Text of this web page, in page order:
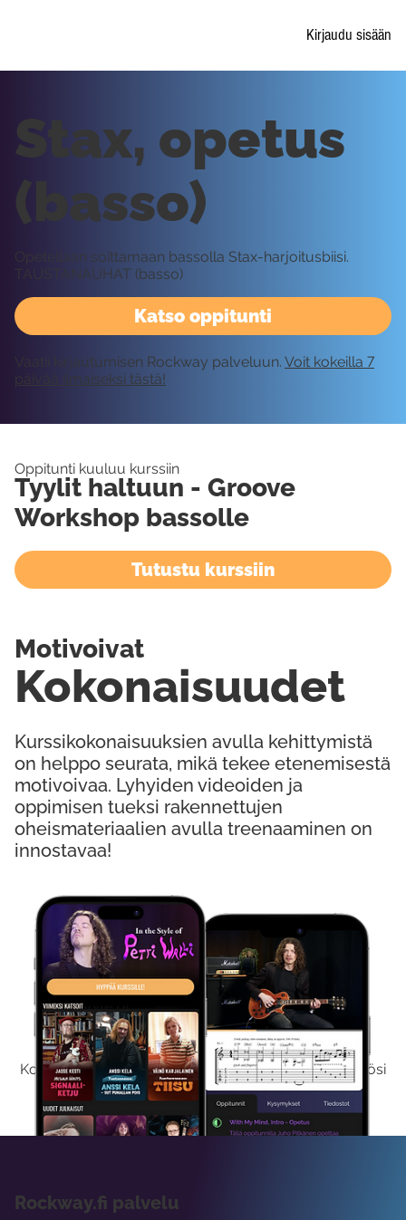
Kirjaudu sisään
Kokeile Ilmaiseksi
Kokeilemalla ilmaiseksi saat koko sisältömme käyttöösi
viikon ajaksi.
Katso oppitunti
Stax, opetus
(basso)
Opetellaan soittamaan bassolla Stax-harjoitusbiisi.
TAUSTANAUHAT (basso)
Vaatii kirjautumisen Rockway palveluun. Voit kokeilla 7
päivää ilmaiseksi tästä!
Oppitunti kuuluu kurssiin
Tyylit haltuun - Groove
Workshop bassolle
Tutustu kurssiin
Kurssikokonaisuuksien avulla kehittymistä
on helppo seurata, mikä tekee etenemisestä
motivoivaa. Lyhyiden videoiden ja
oppimisen tueksi rakennettujen
oheismateriaalien avulla treenaaminen on
innostavaa!
Kokonaisuudet
Motivoivat
Rockway.fi palvelu